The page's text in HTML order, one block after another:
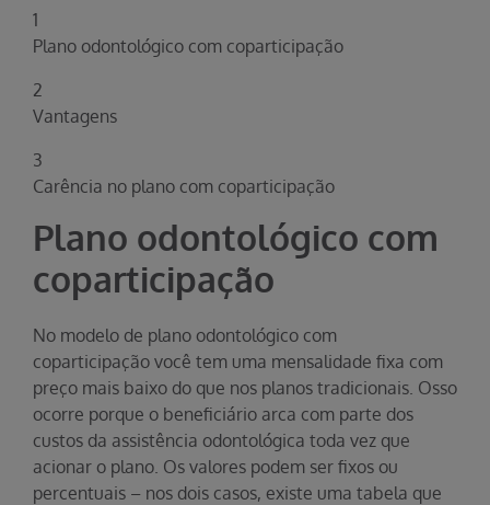
1
Plano odontológico com coparticipação
2
Vantagens
3
Carência no plano com coparticipação
Plano odontológico com
coparticipação
No modelo de plano odontológico com
coparticipação você tem uma mensalidade fixa com
preço mais baixo do que nos planos tradicionais. Osso
ocorre porque o beneficiário arca com parte dos
custos da assistência odontológica toda vez que
acionar o plano. Os valores podem ser fixos ou
percentuais – nos dois casos, existe uma tabela que